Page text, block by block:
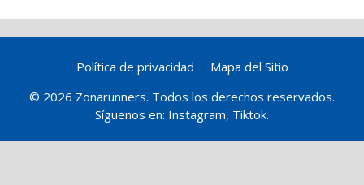
Política de privacidad
Mapa del Sitio
© 2026 Zonarunners. Todos los derechos reservados.
Síguenos en: Instagram, Tiktok.